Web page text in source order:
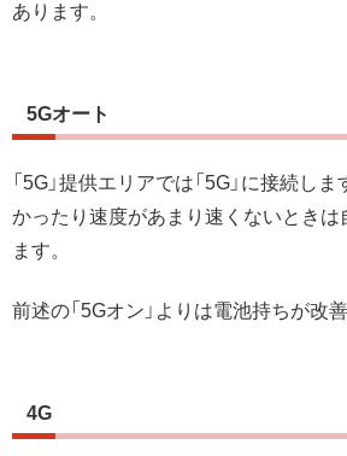
あります。
5Gオート
「5G」提供エリアでは「5G」に接続し
かったり速度があまり速くないときは
ます。
前述の「5Gオン」よりは電池持ちが改
4G